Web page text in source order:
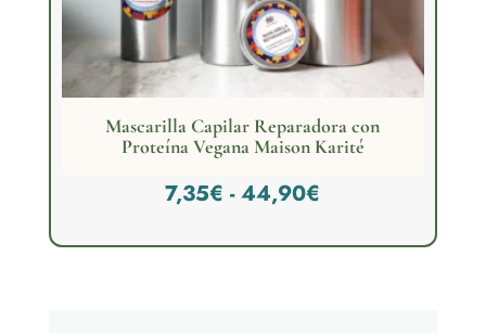
Mascarilla Capilar Reparadora con
Proteína Vegana Maison Karité
7,35€ - 44,90€